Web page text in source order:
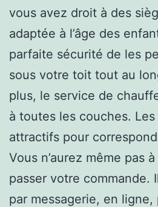
vous avez droit à des
adaptée à l’âge des
parfaite sécurité de les
sous votre toit tout au
plus, le service de
à toutes les couches.
attractifs pour
Vous n’aurez même pas
passer votre commande.
par messagerie, en ligne,